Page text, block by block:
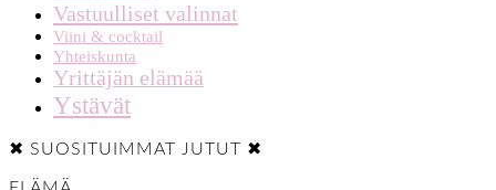
Vastuulliset valinnat
Viini & cocktail
Yhteiskunta
Yrittäjän elämää
Ystävät
✖ SUOSITUIMMAT JUTUT ✖